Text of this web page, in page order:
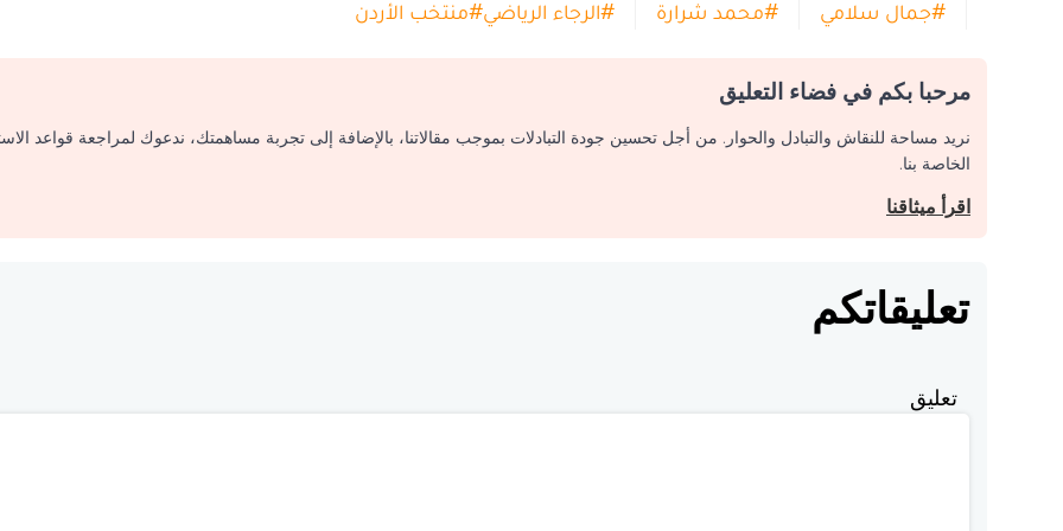
#جمال سلامي #محمد شرارة #الرجاء الرياضي#منتخب الأردن
مرحبا بكم في فضاء التعليق
نريد مساحة للنقاش والتبادل والحوار. من أجل تحسين جودة التبادلات بموجب مقالاتنا، بالإضافة إلى تجربة مساهمتك، ندعوك لمراجعة قواعد
الخاصة بنا.
اقرأ ميثاقنا
تعليقاتكم
تعليق